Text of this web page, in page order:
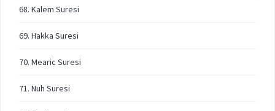
68. Kalem Suresi
69. Hakka Suresi
70. Mearic Suresi
71. Nuh Suresi